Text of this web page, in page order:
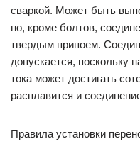
сваркой. Может быть
но, кроме болтов,
твердым припоем.
допускается, поскольку
тока может достигать
расплавится и
Правила установки